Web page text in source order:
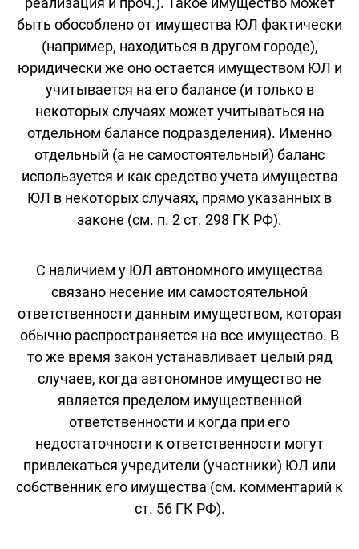
быть обособлено от имущества ЮЛ фактически
(например, находиться в другом городе),
юридически же оно остается имуществом ЮЛ и
учитывается на его балансе (и только в
некоторых случаях может учитываться на
отдельном балансе подразделения). Именно
отдельный (а не самостоятельный) баланс
используется и как средство учета имущества
ЮЛ в некоторых случаях, прямо указанных в
законе (см. п. 2 ст. 298 ГК РФ).
С наличием у ЮЛ автономного имущества
связано несение им самостоятельной
ответственности данным имуществом, которая
обычно распространяется на все имущество. В
то же время закон устанавливает целый ряд
случаев, когда автономное имущество не
является пределом имущественной
ответственности и когда при его
недостаточности к ответственности могут
привлекаться учредители (участники) ЮЛ или
собственник его имущества (см. комментарий к
ст. 56 ГК РФ).